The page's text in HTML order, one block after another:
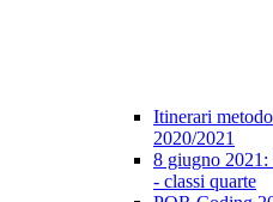
Itinerari
2020/2021
8 giugno 2021:
- classi quarte